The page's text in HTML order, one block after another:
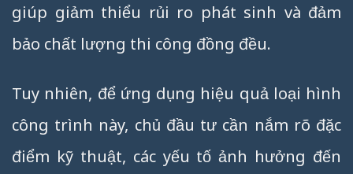
giúp giảm thiểu rủi ro phát sinh và đảm
bảo chất lượng thi công đồng đều.
Tuy nhiên, để ứng dụng hiệu quả loại hình
công trình này, chủ đầu tư cần nắm rõ đặc
điểm kỹ thuật, các yếu tố ảnh hưởng đến